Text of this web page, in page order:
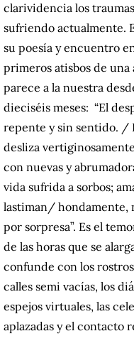
clarividencia los
sufriendo actualmente.
su poesía y encuentro
primeros atisbos de una
parece a la nuestra
dieciséis meses: “El
repente y sin sentido. /
desliza
con nuevas y
vida sufrida a sorbos;
lastiman/ hondamente,
por sorpresa”. Es el
de las horas que se
confunde con los
calles semi vacías, los
espejos virtuales, las
aplazadas y el contacto